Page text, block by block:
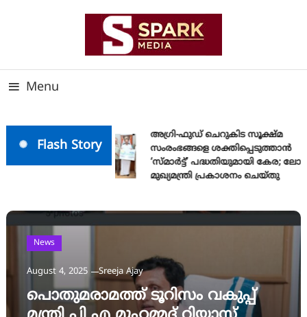
Menu
Flash Story
അഗ്രി-ഫുഡ് ചെറുകിട സൂക്ഷ്മ
സംരംഭങ്ങളെ ശക്തിപ്പെടുത്താന്‍
‘സ്മാര്‍ട്ട്’ പദ്ധതിയുമായി കേര;
മുഖ്യമന്ത്രി പ്രകാശനം ചെയ്തു
News
August 4, 2025 Sreeja Ajay
പൊതുമരാമത്ത് ടൂറിസം വകുപ്പ്